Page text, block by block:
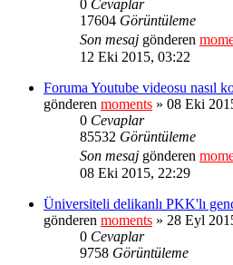
0 Cevaplar
17604 Görüntüleme
Son mesaj gönderen
12 Eki 2015, 03:22
Foruma Youtube videosu nasıl
gönderen moments » 08 Eki
0 Cevaplar
85532 Görüntüleme
Son mesaj gönderen
08 Eki 2015, 22:29
Üniversiteli delikanlı PKK'lı
gönderen moments » 28 Eyl
0 Cevaplar
9758 Görüntüleme